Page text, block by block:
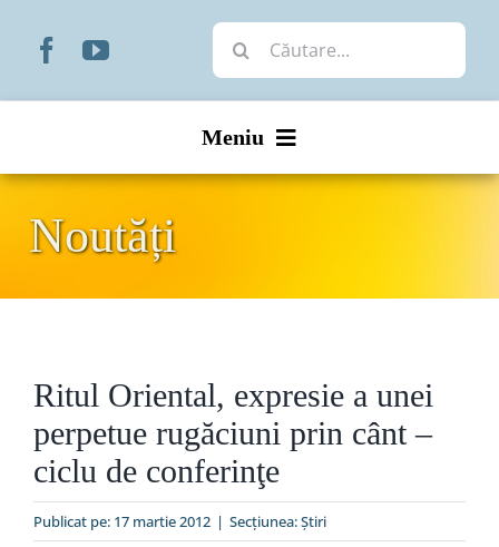
Cautare...
Meniu
Organizare
Liturgic
Special
Noutăți
Ritul Oriental, expresie a unei
perpetue rugăciuni prin cânt –
ciclu de conferinţe
Publicat pe: 17 martie 2012 | Secțiunea:Ştiri